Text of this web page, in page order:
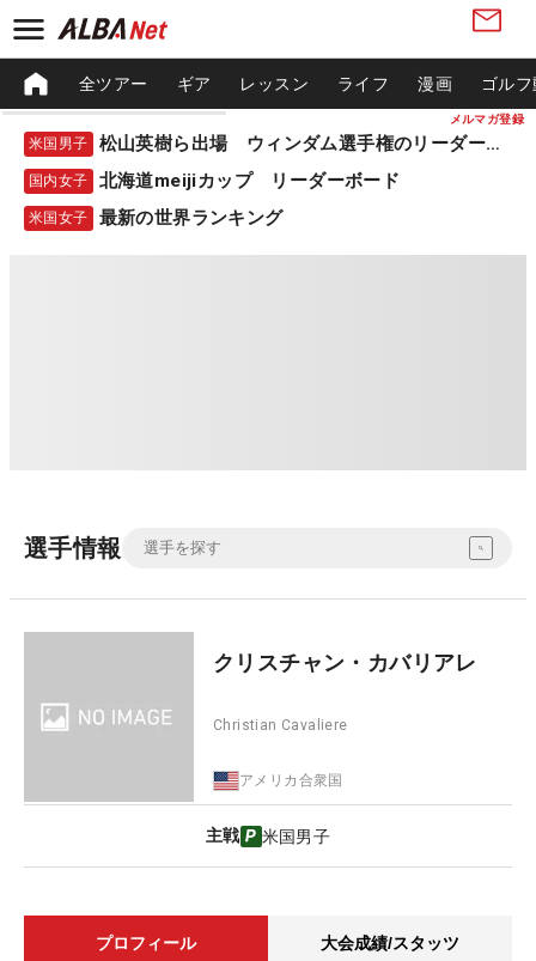
メルマガ登録
全ツアー ギア レッスン ライフ 漫画 ゴル
米国男子 松山英樹ら出場 ウィンダム選手権のリーダーボード
国内女子 北海道meijiカップ リーダーボード
米国女子 最新の世界ランキング
選手情報
クリスチャン・カバリアレ
Christian Cavaliere
アメリカ合衆国
主戦 米国男子
プロフィール 大会成績/スタッツ